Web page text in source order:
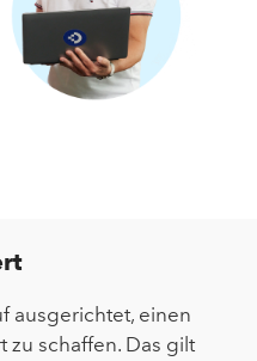
ausgerichtet, einen
schaffen. Das gilt